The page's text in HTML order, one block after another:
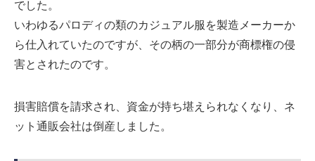
でした。
いわゆるパロディの類のカジュアル服を製造メーカーか
ら仕入れていたのですが、その柄の一部分が商標権の侵
害とされたのです。
損害賠償を請求され、資金が持ち堪えられなくなり、ネ
ット通販会社は倒産しました。